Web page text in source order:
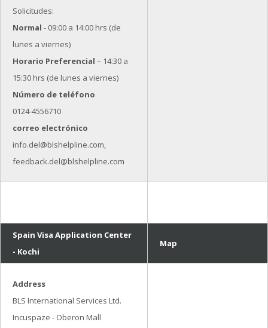
Solicitudes:
Normal - 09:00 a 14:00 hrs (de
lunes a viernes)
Horario Preferencial – 14:30 a
15:30 hrs (de lunes a viernes)
Número de teléfono
0124-4556710
correo electrónico
info.del@blshelpline.com,
feedback.del@blshelpline.com
Spain Visa Application Center
- Kochi
Map
Address
BLS International Services Ltd.
Incuspaze - Oberon Mall